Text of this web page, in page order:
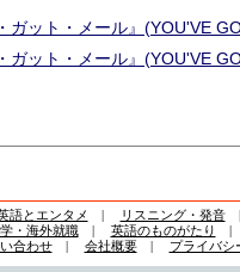
ガット・メール』(YOU'VE
ガット・メール』(YOU'VE
語とエンタメ | リスニング・発音
・海外就職| 英語のものがたり
合わせ| 会社概要| プライバシ